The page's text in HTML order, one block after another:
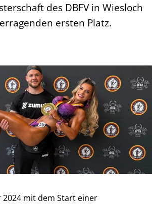
des DBFV in Wiesloch
ersten Platz.
2024 mit dem Start einer